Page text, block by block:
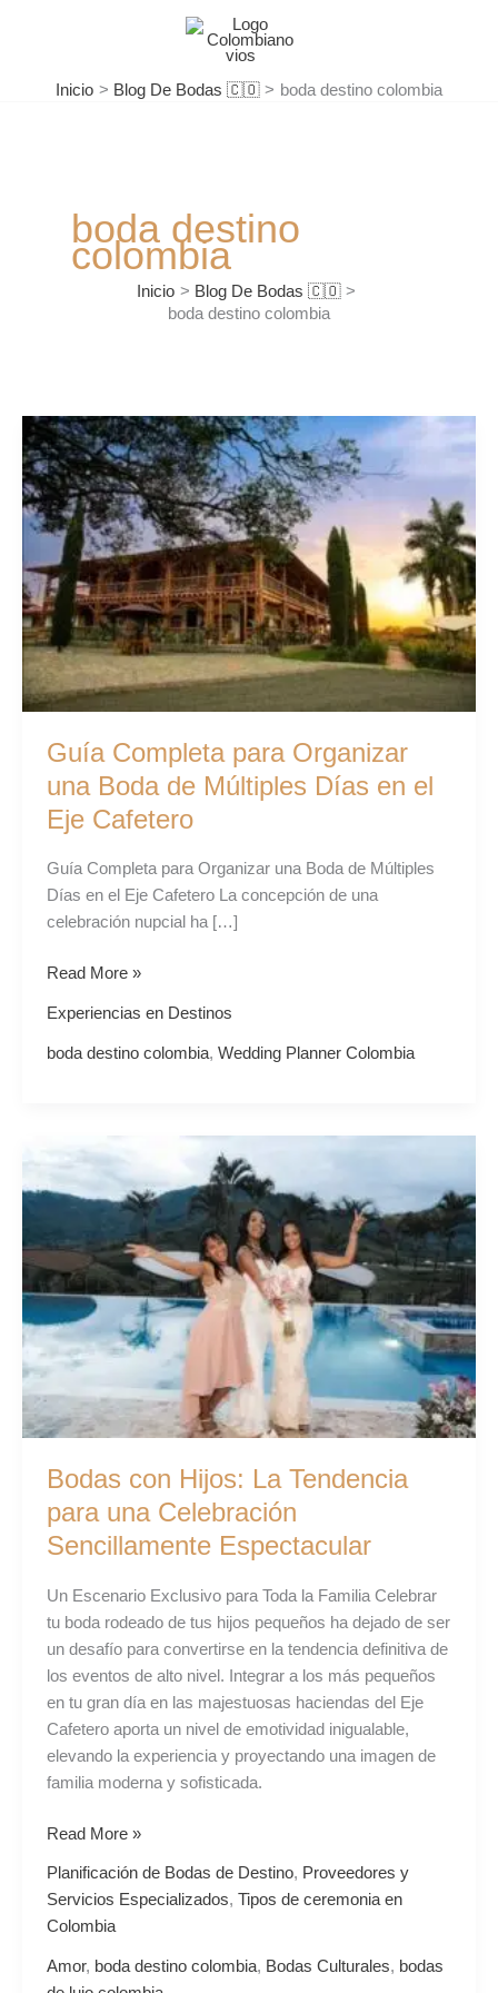
Inicio
Blog De Bodas 🇨🇴 boda destino colombia
boda destino
colombia
Inicio
Blog De Bodas 🇨🇴
boda destino colombia
Guía Completa para Organizar
una Boda de Múltiples Días en el
Eje Cafetero
Guía Completa para Organizar una Boda de Múltiples
Días en el Eje Cafetero La concepción de una
celebración nupcial ha […]
Guía
Completa
para
Organizar
una
Boda
de
Múltiples
Días
en
el
Cafetero
Read More »
Experiencias en Destinos
boda destino colombia, Wedding Planner Colombia
Bodas con Hijos: La Tendencia
para una Celebración
Sencillamente Espectacular
Un Escenario Exclusivo para Toda la Familia Celebrar
tu boda rodeado de tus hijos pequeños ha dejado de ser
un desafío para convertirse en la tendencia definitiva de
los eventos de alto nivel. Integrar a los más pequeños
en tu gran día en las majestuosas haciendas del Eje
Cafetero aporta un nivel de emotividad inigualable,
elevando la experiencia y proyectando una imagen de
familia moderna y sofisticada.
Bodas
Hijos:
Tendencia
para
una
Celebración
Sencillamente
Read More »
Planificación de Bodas de Destino, Proveedores y
Servicios Especializados, Tipos de ceremonia en
Colombia
Amor, boda destino colombia, Bodas Culturales, bodas